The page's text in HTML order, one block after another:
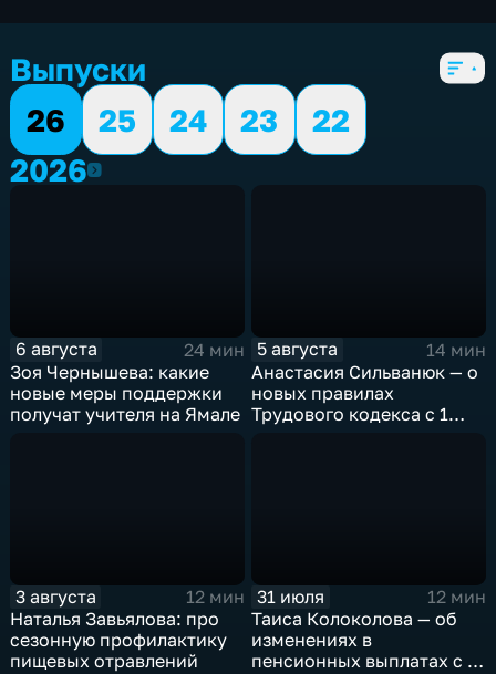
Выпуски
26
25 24 23
22
20262026
6 августа
24 мин
Зоя Чернышева: какие
новые меры поддержки
получат учителя на Ямале
5 августа
14 мин
Анастасия Сильванюк — о
новых правилах
Трудового кодекса с 1
3 августа
12 мин
Наталья Завьялова: про
сезонную профилактику
пищевых отравлений
31 июля
12 мин
Таиса Колоколова — об
изменениях в
пенсионных выплатах с 1